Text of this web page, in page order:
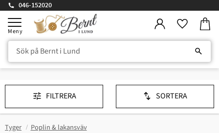
Meny
046-152020
Tyger Poplin & lakansväv
FILTRERA SORTERA